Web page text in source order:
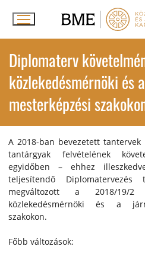
Diplomaterv
közlekedésmérnöki és
mesterképzési
A 2018-ban bevezetett
tantárgyak felvételének
egyidőben – ehhez
teljesítendő Diplomatervezés
megváltozott a 2018/19/
közlekedésmérnöki és a
szakokon.
Főbb változások: